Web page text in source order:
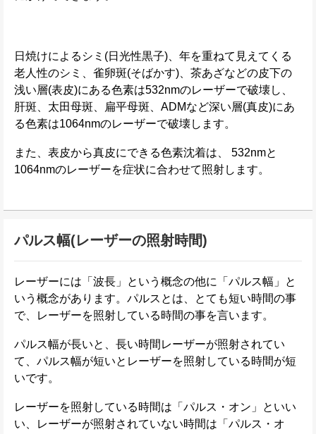
日焼けによるシミ(日光性黒子)、年を重ねて見えてくる
老人性のシミ、雀卵斑(そばかす)、茶あざなどの皮下の
浅い層(表皮)にある色素は532nmのレーザーで破壊し、
肝斑、太田母斑、扁平母斑、ADMなど深い層(真皮)にあ
る色素は1064nmのレーザーで破壊します。
また、表皮から真皮にできる色素沈着は、 532nmと
1064nmのレーザーを症状に合わせて照射します。
パルス幅(レーザーの照射時間)
レーザーには「波長」という概念の他に「パルス幅」と
いう概念があります。パルスとは、とても短い時間の事
で、レーザーを照射している時間の事を言います。
パルス幅が長いと、長い時間レーザーが照射されてい
て、パルス幅が短いとレーザーを照射している時間が短
いです。
レーザーを照射している時間は「パルス・オン」といい
い、レーザーが照射されていない時間は「パルス・オ